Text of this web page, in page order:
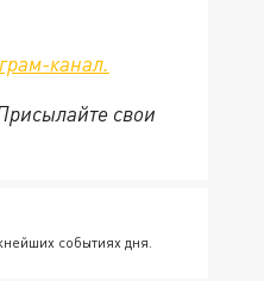
канал.
свои
событиях дня.